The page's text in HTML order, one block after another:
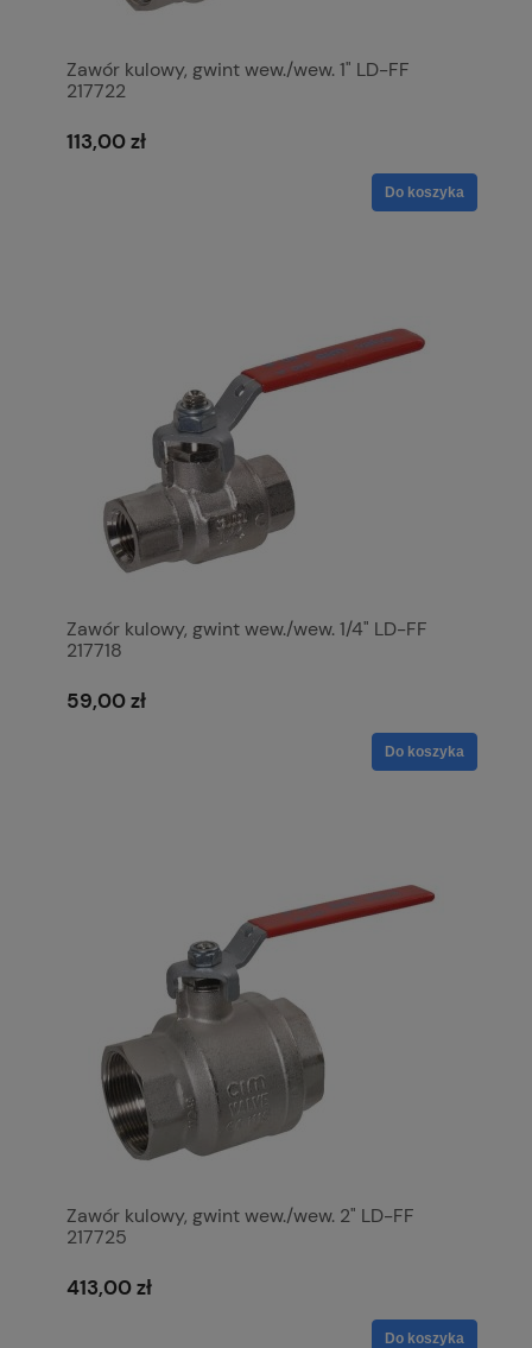
Zawór kulowy, gwint wew./wew. 1" LD-FF
217722
113,00 zł
Do koszyka
Zawór kulowy, gwint wew./wew. 1/4" LD-FF
217718
59,00 zł
Do koszyka
Zawór kulowy, gwint wew./wew. 2" LD-FF
217725
413,00 zł
Do koszyka